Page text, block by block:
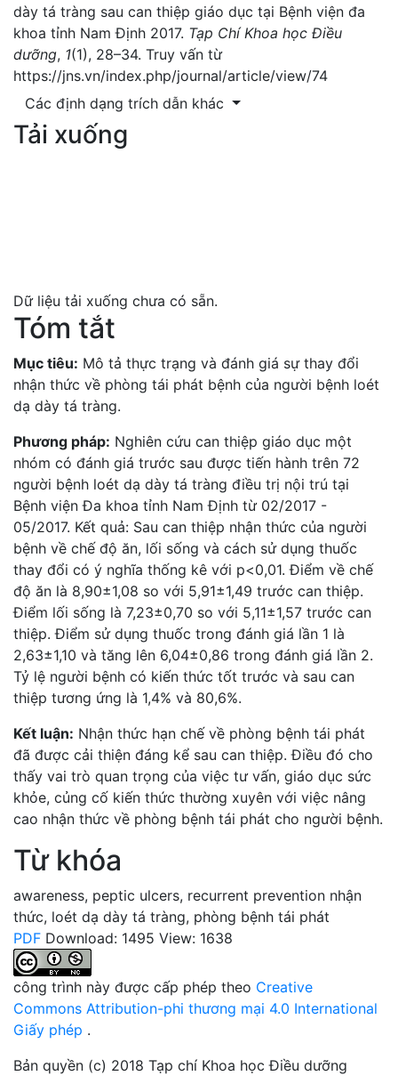
dày tá tràng sau can thiệp giáo dục tại Bệnh viện đa
khoa tỉnh Nam Định 2017. Tạp Chí Khoa học Điều
dưỡng, 1(1), 28–34. Truy vấn từ
https://jns.vn/index.php/journal/article/view/74
Các định dạng trích dẫn khác
Tải xuống
Dữ liệu tải xuống chưa có sẵn.
Tóm tắt
Mục tiêu: Mô tả thực trạng và đánh giá sự thay đổi
nhận thức về phòng tái phát bệnh của người bệnh loét
dạ dày tá tràng.
Phương pháp: Nghiên cứu can thiệp giáo dục một
nhóm có đánh giá trước sau được tiến hành trên 72
người bệnh loét dạ dày tá tràng điều trị nội trú tại
Bệnh viện Đa khoa tỉnh Nam Định từ 02/2017 -
05/2017. Kết quả: Sau can thiệp nhận thức của người
bệnh về chế độ ăn, lối sống và cách sử dụng thuốc
thay đổi có ý nghĩa thống kê với p<0,01. Điểm về chế
độ ăn là 8,90±1,08 so với 5,91±1,49 trước can thiệp.
Điểm lối sống là 7,23±0,70 so với 5,11±1,57 trước can
thiệp. Điểm sử dụng thuốc trong đánh giá lần 1 là
2,63±1,10 và tăng lên 6,04±0,86 trong đánh giá lần 2.
Tỷ lệ người bệnh có kiến thức tốt trước và sau can
thiệp tương ứng là 1,4% và 80,6%.
Kết luận: Nhận thức hạn chế về phòng bệnh tái phát
đã được cải thiện đáng kể sau can thiệp. Điều đó cho
thấy vai trò quan trọng của việc tư vấn, giáo dục sức
khỏe, củng cố kiến thức thường xuyên với việc nâng
cao nhận thức về phòng bệnh tái phát cho người bệnh.
Từ khóa
awareness, peptic ulcers, recurrent prevention nhận
thức, loét dạ dày tá tràng, phòng bệnh tái phát
PDF Download: 1495 View: 1638
công trình này được cấp phép theo Creative
Commons Attribution-phi thương mại 4.0 International
Giấy phép .
Bản quyền (c) 2018 Tạp chí Khoa học Điều dưỡng